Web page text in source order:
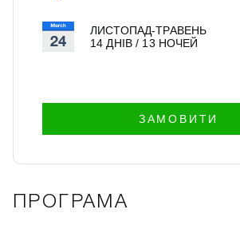
ЛИСТОПАД-ТРАВЕНЬ
14 ДНІВ / 13 НОЧЕЙ
ЗАМОВИТИ
ПРОГРАМА